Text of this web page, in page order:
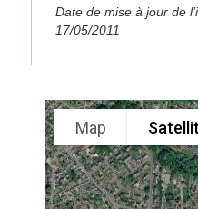
Date de mise à jour de
17/05/2011
Map